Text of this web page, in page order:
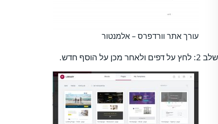
עורך אתר וורדפרס – אלמנטור
שלב 2: לחץ על דפים ולאחר מכן על הוסף חדש.